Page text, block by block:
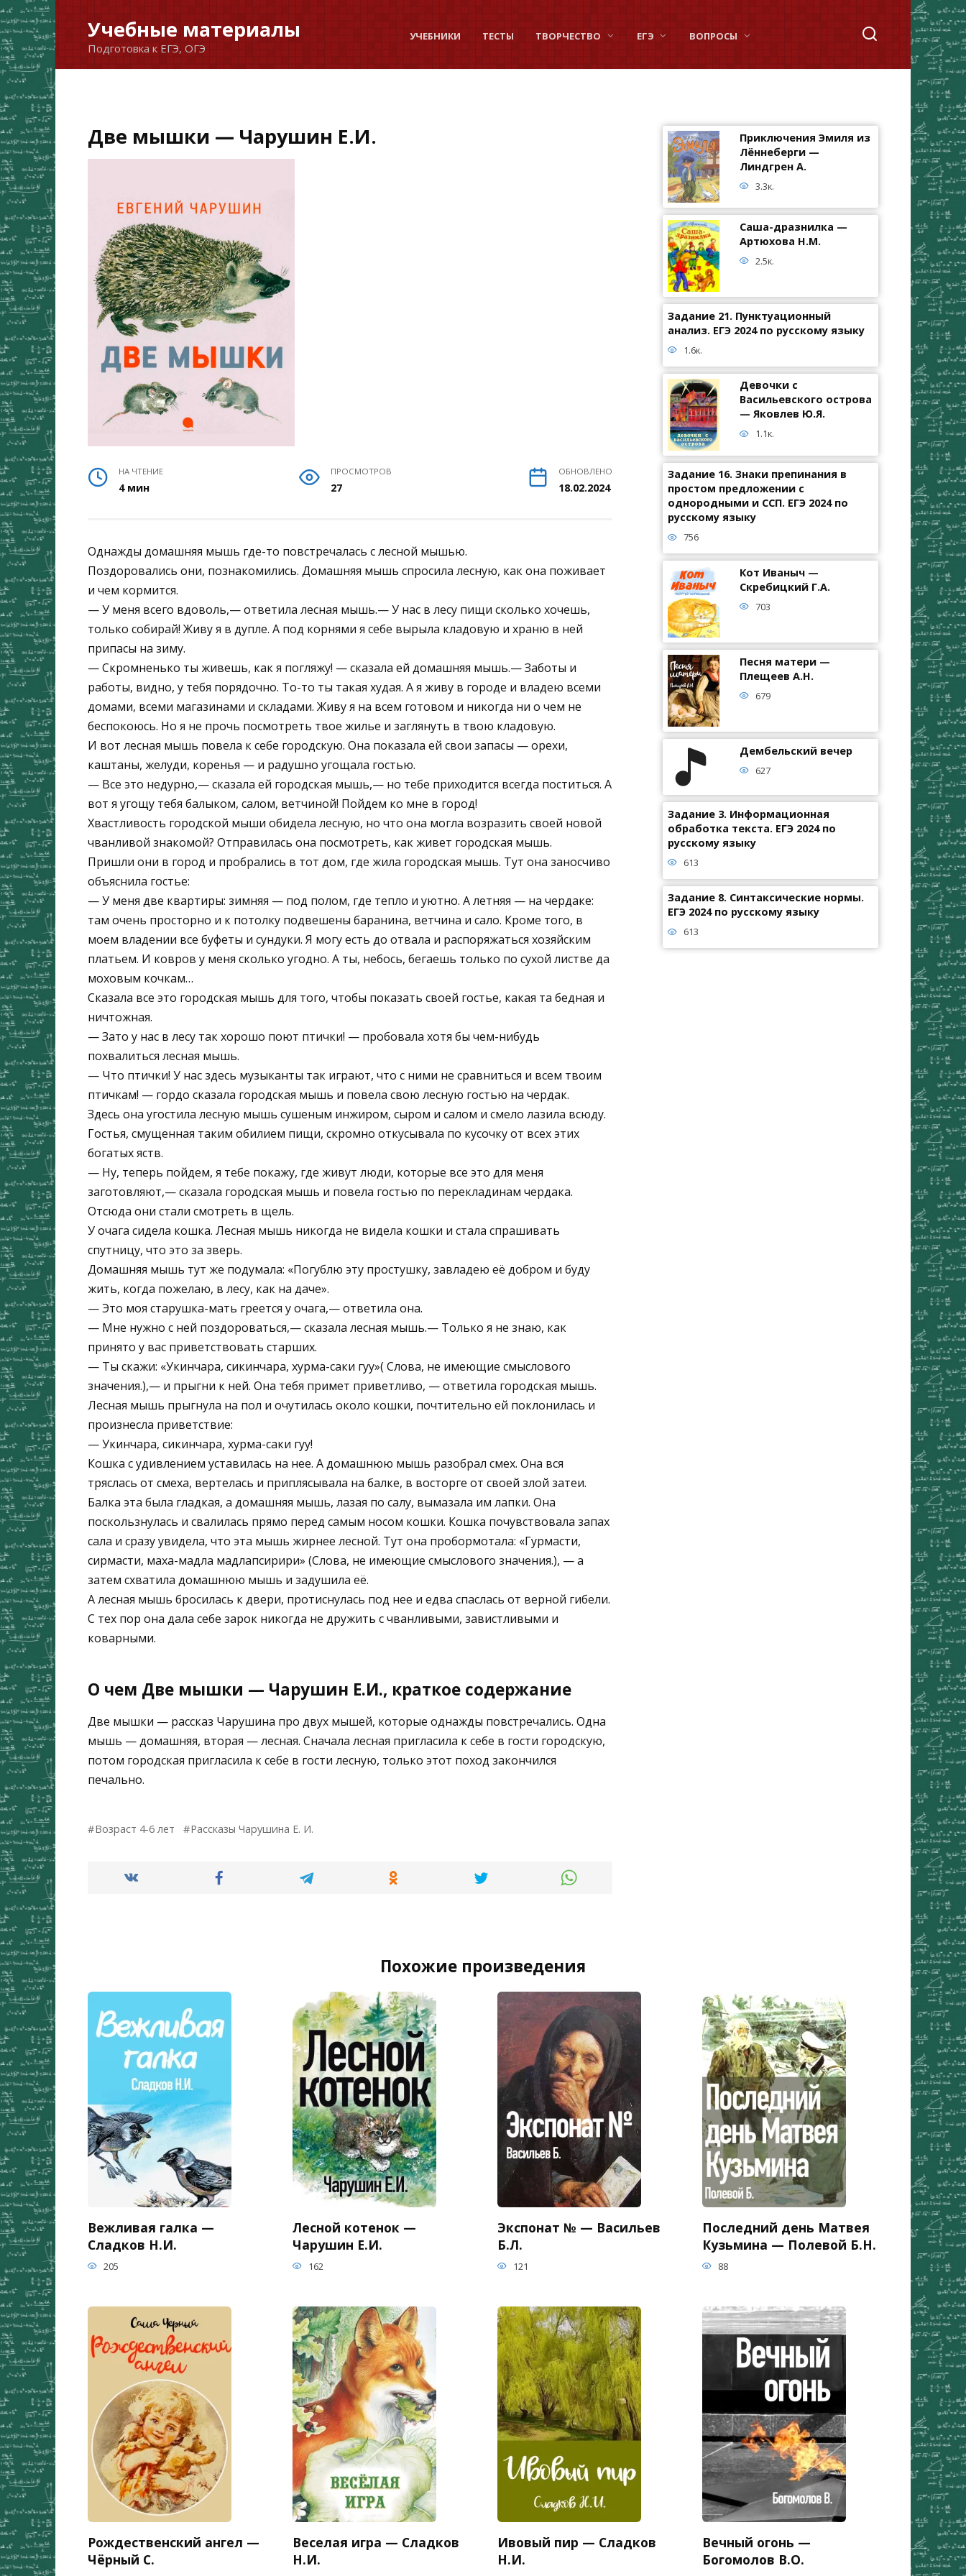
Перейти
к
содержанию
Учебные материалы
Подготовка к ЕГЭ, ОГЭ
УЧЕБНИКИ ТЕСТЫ ТВОРЧЕСТВО ЕГЭ ВОПРОСЫ
Две мышки — Чарушин Е.И.
НА ЧТЕНИЕ
4 мин
ПРОСМОТРОВ
27
ОБНОВЛЕНО
18.02.2024
Однажды домашняя мышь где-то повстречалась с лесной мышью.
Поздоровались они, познакомились. Домашняя мышь спросила лесную, как она поживает
и чем кормится.
— У меня всего вдоволь,— ответила лесная мышь.— У нас в лесу пищи сколько хочешь,
только собирай! Живу я в дупле. А под корнями я себе вырыла кладовую и храню в ней
припасы на зиму.
— Скромненько ты живешь, как я погляжу! — сказала ей домашняя мышь.— Заботы и
работы, видно, у тебя порядочно. То-то ты такая худая. А я живу в городе и владею всеми
домами, всеми магазинами и складами. Живу я на всем готовом и никогда ни о чем не
беспокоюсь. Но я не прочь посмотреть твое жилье и заглянуть в твою кладовую.
И вот лесная мышь повела к себе городскую. Она показала ей свои запасы — орехи,
каштаны, желуди, коренья — и радушно угощала гостью.
— Все это недурно,— сказала ей городская мышь,— но тебе приходится всегда поститься. А
вот я угощу тебя балыком, салом, ветчиной! Пойдем ко мне в город!
Хвастливость городской мыши обидела лесную, но что она могла возразить своей новой
чванливой знакомой? Отправилась она посмотреть, как живет городская мышь.
Пришли они в город и пробрались в тот дом, где жила городская мышь. Тут она заносчиво
объяснила гостье:
— У меня две квартиры: зимняя — под полом, где тепло и уютно. А летняя — на чердаке:
там очень просторно и к потолку подвешены баранина, ветчина и сало. Кроме того, в
моем владении все буфеты и сундуки. Я могу есть до отвала и распоряжаться хозяйским
платьем. И ковров у меня сколько угодно. А ты, небось, бегаешь только по сухой листве да
моховым кочкам…
Сказала все это городская мышь для того, чтобы показать своей гостье, какая та бедная и
ничтожная.
— Зато у нас в лесу так хорошо поют птички! — пробовала хотя бы чем-нибудь
похвалиться лесная мышь.
— Что птички! У нас здесь музыканты так играют, что с ними не сравниться и всем твоим
птичкам! — гордо сказала городская мышь и повела свою лесную гостью на чердак.
Здесь она угостила лесную мышь сушеным инжиром, сыром и салом и смело лазила всюду.
Гостья, смущенная таким обилием пищи, скромно откусывала по кусочку от всех этих
богатых яств.
— Ну, теперь пойдем, я тебе покажу, где живут люди, которые все это для меня
заготовляют,— сказала городская мышь и повела гостью по перекладинам чердака.
Отсюда они стали смотреть в щель.
У очага сидела кошка. Лесная мышь никогда не видела кошки и стала спрашивать
спутницу, что это за зверь.
Домашняя мышь тут же подумала: «Погублю эту простушку, завладею её добром и буду
жить, когда пожелаю, в лесу, как на даче».
— Это моя старушка-мать греется у очага,— ответила она.
— Мне нужно с ней поздороваться,— сказала лесная мышь.— Только я не знаю, как
принято у вас приветствовать старших.
— Ты скажи: «Укинчара, сикинчара, хурма-саки гуу»( Слова, не имеющие смыслового
значения.),— и прыгни к ней. Она тебя примет приветливо, — ответила городская мышь.
Лесная мышь прыгнула на пол и очутилась около кошки, почтительно ей поклонилась и
произнесла приветствие:
— Укинчара, сикинчара, хурма-саки гуу!
Кошка с удивлением уставилась на нее. А домашнюю мышь разобрал смех. Она вся
тряслась от смеха, вертелась и приплясывала на балке, в восторге от своей злой затеи.
Балка эта была гладкая, а домашняя мышь, лазая по салу, вымазала им лапки. Она
поскользнулась и свалилась прямо перед самым носом кошки. Кошка почувствовала запах
сала и сразу увидела, что эта мышь жирнее лесной. Тут она пробормотала: «Гурмасти,
сирмасти, маха-мадла мадлапсирири» (Слова, не имеющие смыслового значения.), — а
затем схватила домашнюю мышь и задушила её.
А лесная мышь бросилась к двери, протиснулась под нее и едва спаслась от верной гибели.
С тех пор она дала себе зарок никогда не дружить с чванливыми, завистливыми и
коварными.
О чем Две мышки — Чарушин Е.И., краткое содержание
Две мышки — рассказ Чарушина про двух мышей, которые однажды повстречались. Одна
мышь — домашняя, вторая — лесная. Сначала лесная пригласила к себе в гости городскую,
потом городская пригласила к себе в гости лесную, только этот поход закончился
печально.
Возраст 4-6 лет Рассказы Чарушина Е. И.
Приключения Эмиля из
Лённеберги —
Линдгрен А.
3.3к.
Саша-дразнилка —
Артюхова Н.М.
2.5к.
Задание 21. Пунктуационный
анализ. ЕГЭ 2024 по русскому языку
1.6к.
Девочки с
Васильевского острова
— Яковлев Ю.Я.
1.1к.
Задание 16. Знаки препинания в
простом предложении с
однородными и ССП. ЕГЭ 2024 по
русскому языку
756
Кот Иваныч —
Скребицкий Г.А.
703
Песня матери —
Плещеев А.Н.
679
Дембельский вечер
627
Задание 3. Информационная
обработка текста. ЕГЭ 2024 по
русскому языку
613
Задание 8. Синтаксические нормы.
ЕГЭ 2024 по русскому языку
613
Похожие произведения
Вежливая галка —
Сладков Н.И.
205
Лесной котенок —
Чарушин Е.И.
162
Экспонат № — Васильев
Б.Л.
121
Последний день Матвея
Кузьмина — Полевой Б.Н.
88
Рождественский ангел —
Чёрный С.
Веселая игра — Сладков
Н.И.
Ивовый пир — Сладков
Н.И.
Вечный огонь —
Богомолов В.О.